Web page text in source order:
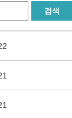
검색